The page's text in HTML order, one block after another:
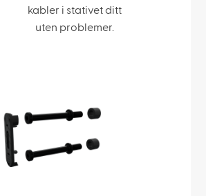
kabler i stativet ditt
uten problemer.